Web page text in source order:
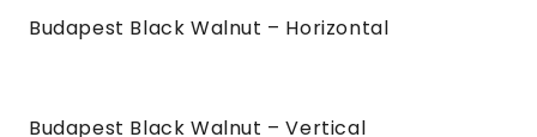
Budapest Black Walnut – Horizontal
Budapest Black Walnut – Vertical